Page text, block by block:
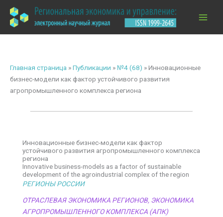
содержимому
Главная страница »Публикации » №4 (68) »Инновационные
бизнес-модели как фактор устойчивого развития
агропромышленного комплекса региона
Инновационные бизнес-модели как фактор
устойчивого развития агропромышленного комплекса
региона
Innovative business-models as a factor of sustainable
development of the agroindustrial complex of the region
РЕГИОНЫ РОССИИ
ОТРАСЛЕВАЯ ЭКОНОМИКА РЕГИОНОВ, ЭКОНОМИКА
АГРОПРОМЫШЛЕННОГО КОМПЛЕКСА (АПК)